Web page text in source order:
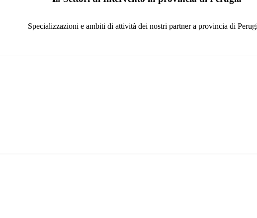
Specializzazioni e ambiti di attività dei nostri partner a provincia di